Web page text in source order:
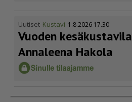
Uutiset Kustavi 1.8.2026 17.30
Vuoden
Annaleena Hakola